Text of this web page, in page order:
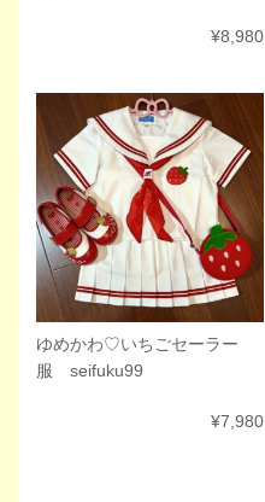
¥8,980
ゆめかわ♡いちごセーラー
服 seifuku99
¥7,980